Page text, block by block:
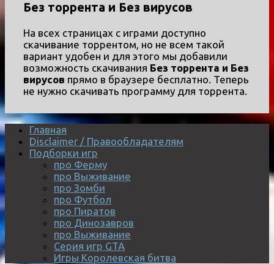
Без торрента и Без вирусов
На всех страницах с играми доступно
скачивание торрентом, но не всем такой
вариант удобен и для этого мы добавили
возможность скачивания Без торрента и Без
вирусов прямо в браузере бесплатно. Теперь
не нужно скачивать программу для торрента.
Главная
Disclaimer / Правообладателям
Подборки игр
про Ферму
про Выживание
про Зомби
про Футбол
про Пиратов
про Динозавров
про Выживание
Серия игр GTA
Игры Королевская битва